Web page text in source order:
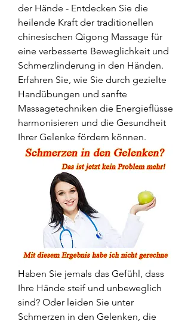
der Hände - Entdecken Sie die
heilende Kraft der traditionellen
chinesischen Qigong Massage für
eine verbesserte Beweglichkeit und
Schmerzlinderung in den Händen.
Erfahren Sie, wie Sie durch gezielte
Handübungen und sanfte
Massagetechniken die Energieflüsse
harmonisieren und die Gesundheit
Ihrer Gelenke fördern können.
Haben Sie jemals das Gefühl, dass
Ihre Hände steif und unbeweglich
sind? Oder leiden Sie unter
Schmerzen in den Gelenken, die